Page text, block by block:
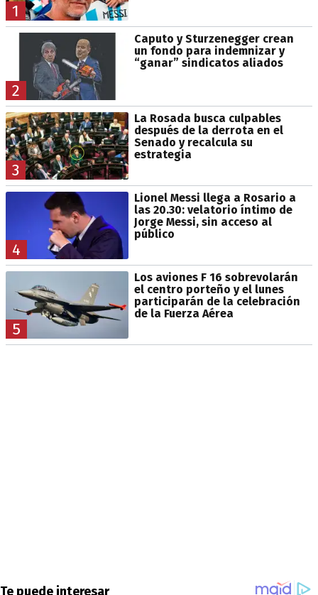
1
2
Caputo y Sturzenegger crean
un fondo para indemnizar y
“ganar” sindicatos aliados
3
La Rosada busca culpables
después de la derrota en el
Senado y recalcula su
estrategia
4
Lionel Messi llega a Rosario a
las 20.30: velatorio íntimo de
Jorge Messi, sin acceso al
público
5
Los aviones F 16 sobrevolarán
el centro porteño y el lunes
participarán de la celebración
de la Fuerza Aérea